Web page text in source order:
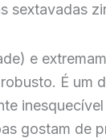
sextavadas
e
É um
gostam de